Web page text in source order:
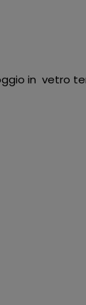
in vetro